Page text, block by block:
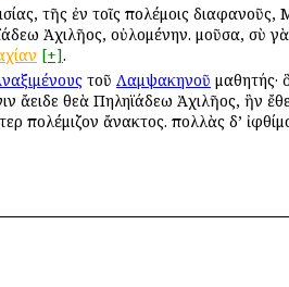
τῆς ἐν τοῖς πολέμοις διαφανοῦς,
Ἀχιλῆος, οὐλομένην. μοῦσα, σὺ
[+].
τοῦ Λαμψακηνοῦ μαθητής·
ἄειδε θεὰ Πηληϊάδεω Ἀχιλῆος, ἣν
πολέμιζον ἄνακτος. πολλὰς δ’